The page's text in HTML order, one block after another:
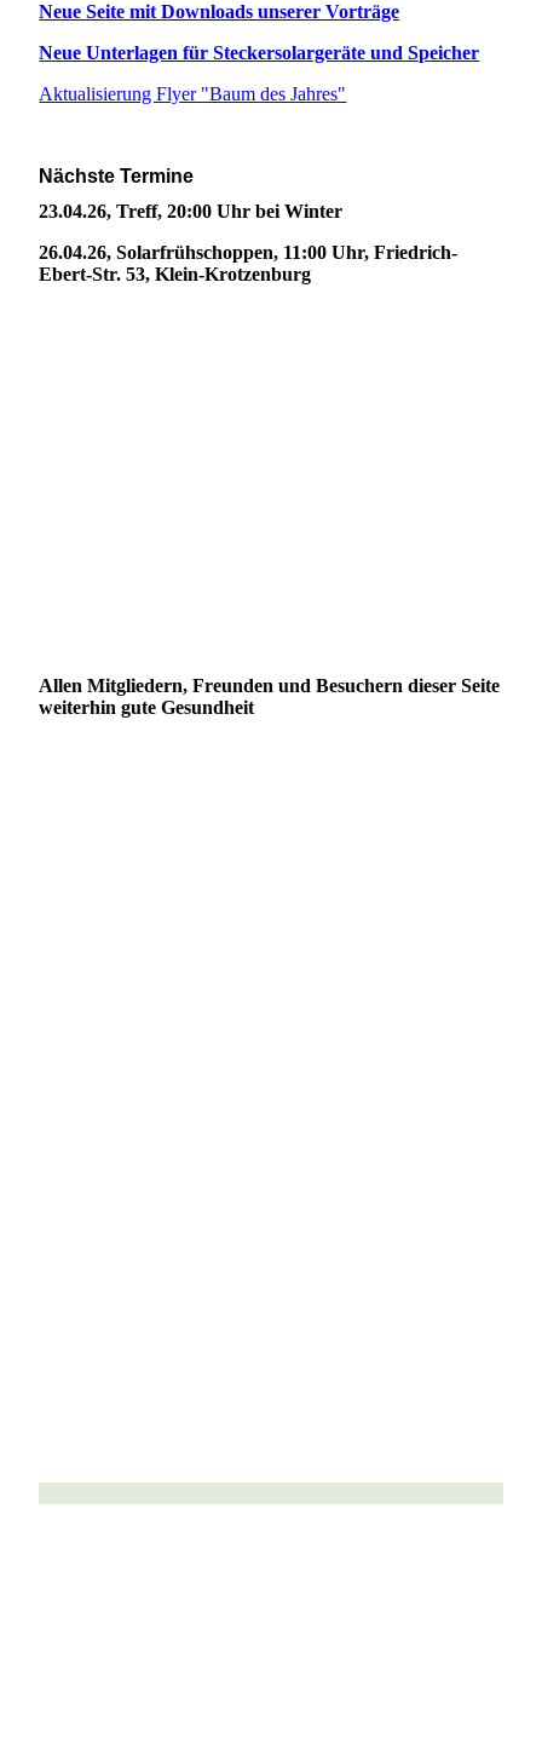
Neue Seite mit Downloads unserer Vorträge
Neue Unterlagen für Steckersolargeräte und Speicher
Aktualisierung Flyer "Baum des Jahres"
Nächste Termine
23.04.26, Treff, 20:00 Uhr bei Winter
26.04.26, Solarfrühschoppen, 11:00 Uhr, Friedrich-
Ebert-Str. 53, Klein-Krotzenburg
Allen Mitgliedern, Freunden und Besuchern dieser Seite
weiterhin gute Gesundheit